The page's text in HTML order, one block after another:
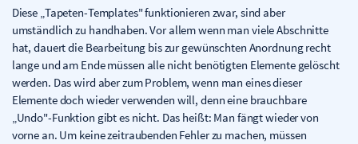
Diese „Tapeten-Templates" funktionieren zwar, sind aber
umständlich zu handhaben. Vor allem wenn man viele Abschnitte
hat, dauert die Bearbeitung bis zur gewünschten Anordnung recht
lange und am Ende müssen alle nicht benötigten Elemente gelöscht
werden. Das wird aber zum Problem, wenn man eines dieser
Elemente doch wieder verwenden will, denn eine brauchbare
„Undo"-Funktion gibt es nicht. Das heißt: Man fängt wieder von
vorne an. Um keine zeitraubenden Fehler zu machen, müssen